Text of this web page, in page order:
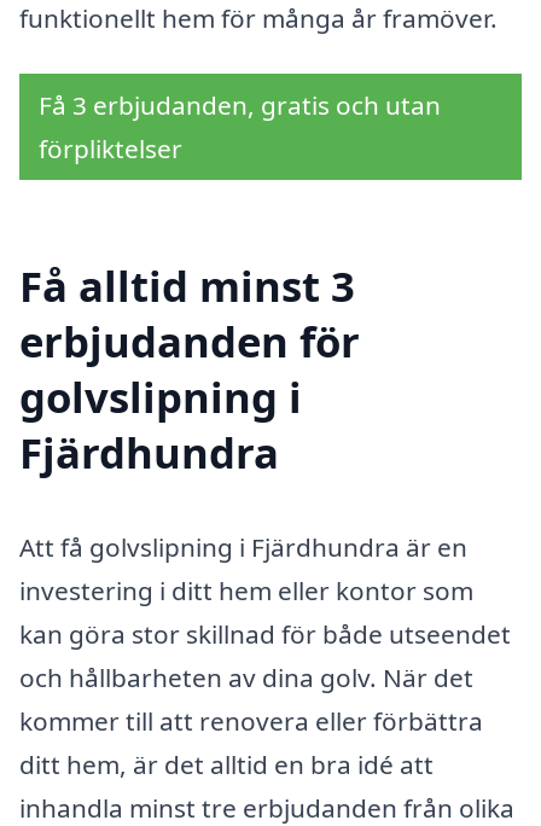
funktionellt hem för många år framöver.
Få 3 erbjudanden, gratis och utan
förpliktelser
Få alltid minst 3
erbjudanden för
golvslipning i
Fjärdhundra
Att få golvslipning i Fjärdhundra är en
investering i ditt hem eller kontor som
kan göra stor skillnad för både utseendet
och hållbarheten av dina golv. När det
kommer till att renovera eller förbättra
ditt hem, är det alltid en bra idé att
inhandla minst tre erbjudanden från olika